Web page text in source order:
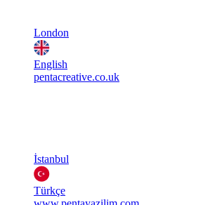
London
English
pentacreative.co.uk
İstanbul
Türkçe